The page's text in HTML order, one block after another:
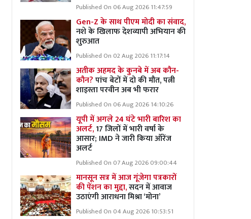
Published On 06 Aug 2026 11:47:59
Gen-Z के साथ पीएम मोदी का संवाद,
नशे के खिलाफ देशव्यापी अभियान की
शुरुआत
Published On 02 Aug 2026 11:17:14
अतीक अहमद के कुनबे में अब कौन-
कौन?पांच बेटों में दो की मौत, पत्नी
शाइस्ता परवीन अब भी फरार
Published On 06 Aug 2026 14:10:26
यूपी में अगले 24 घंटे भारी बारिश का
अलर्ट,17 जिलों में भारी वर्षा के
आसार; IMD ने जारी किया ऑरेंज
अलर्ट
Published On 07 Aug 2026 09:00:44
मानसून सत्र में आज गूंजेगा पत्रकारों
की पेंशन का मुद्दा,सदन में आवाज
उठाएंगी आराधना मिश्रा ‘मोना’
Published On 04 Aug 2026 10:53:51